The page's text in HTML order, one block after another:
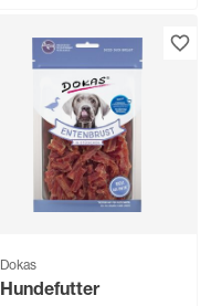
Dokas
Hundefutter